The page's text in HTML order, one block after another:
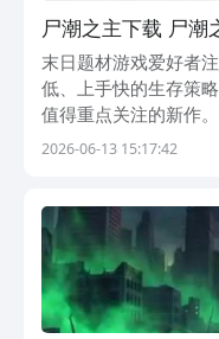
尸潮之主下载 尸潮
装指南
末日题材游戏爱好者
低、上手快的生存策
值得重点关注的新作
破传统“人类对抗僵尸
2026-06-13 15:17:42